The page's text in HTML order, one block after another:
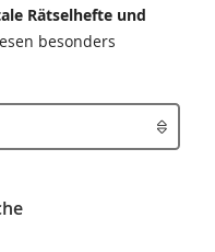
Rätselhefte und
besonders